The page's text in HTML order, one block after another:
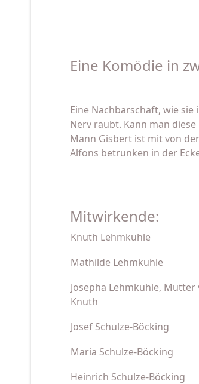
Eine Komödie in
Eine Nachbarschaft, wie
Nerv raubt. Kann man
Mann Gisbert ist mit von
Alfons betrunken in der
Mitwirkende:
Knuth Lehmkuhle
Mathilde Lehmkuhle
Josepha Lehmkuhle, Mutter
Knuth
Josef Schulze-Böcking
Maria Schulze-Böcking
Heinrich Schulze-Böcking